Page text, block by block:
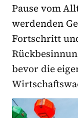
Pause vom
werdenden
Fortschritt
bevor die